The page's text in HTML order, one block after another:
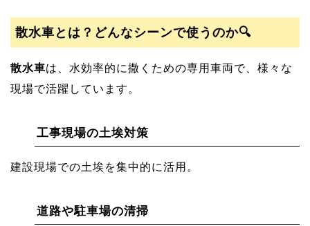
散水車とは？どんなシーンで使うのか🔍
散水車は、水効率的に撒くための専用車両で、様々な
現場で活躍しています。
工事現場の土埃対策
建設現場での土埃を集中的に活用。
道路や駐車場の清掃